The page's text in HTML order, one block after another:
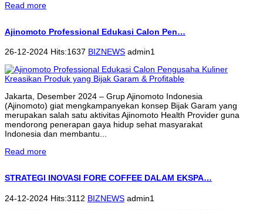
Read more
Ajinomoto Professional Edukasi Calon Pen…
26-12-2024 Hits:1637 BIZNEWS admin1
Jakarta, Desember 2024 – Grup Ajinomoto Indonesia
(Ajinomoto) giat mengkampanyekan konsep Bijak Garam yang
merupakan salah satu aktivitas Ajinomoto Health Provider guna
mendorong penerapan gaya hidup sehat masyarakat
Indonesia dan membantu...
Read more
STRATEGI INOVASI FORE COFFEE DALAM EKSPA…
24-12-2024 Hits:3112 BIZNEWS admin1